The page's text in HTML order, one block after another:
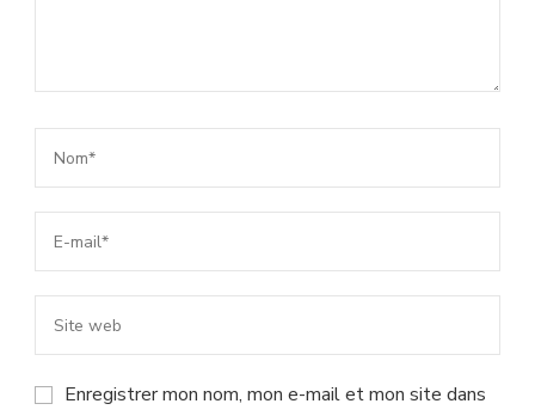
Enregistrer mon nom, mon e-mail et mon site dans